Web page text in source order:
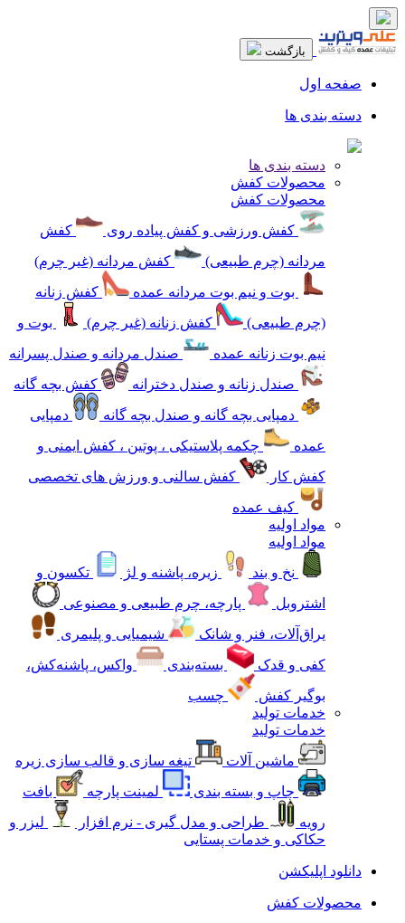
بازگشت
صفحه اول
دسته بندی ها
دسته بندی ها
محصولات کفش
محصولات کفش
کفش ورزشی و کفش پیاده روی
کفش
مردانه (چرم طبیعی)
کفش مردانه (غیر چرم)
بوت و نیم بوت مردانه عمده
کفش زنانه
(چرم طبیعی)
کفش زنانه (غیر چرم)
بوت و
نیم بوت زنانه عمده
صندل مردانه و صندل پسرانه
صندل زنانه و صندل دخترانه
کفش بچه گانه
دمپایی بچه گانه و صندل بچه گانه
دمپایی
عمده
چکمه پلاستیکی ، پوتین ، کفش ایمنی و
کفش کار
کفش سالنی و ورزش های تخصصی
کیف عمده
مواد اولیه
مواد اولیه
نخ و بند
زیره، پاشنه و لژ
تکسون و
اشتروبل
پارچه، چرم طبیعی و مصنوعی
یراق‌آلات، فنر و شانک
شیمیایی و پلیمری
کفی و قدک
بسته‌بندی
واکس، پاشنه‌کش،
بوگیر کفش
چسب
خدمات تولید
خدمات تولید
ماشین آلات
تیغه سازی و قالب سازی زیره
چاپ و بسته بندی
لمینت پارچه
بافت
رویه
طراحی و مدل گیری - نرم افزار
لیزر و
حکاکی و خدمات پستایی
دانلود اپلیکشن
محصولات کفش